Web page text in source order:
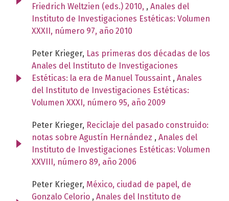
Friedrich Weltzien (eds.) 2010, , Anales del
Instituto de Investigaciones Estéticas: Volumen
XXXII, número 97, año 2010
Peter Krieger, Las primeras dos décadas de los
Anales del Instituto de Investigaciones
Estéticas: la era de Manuel Toussaint , Anales
del Instituto de Investigaciones Estéticas:
Volumen XXXI, número 95, año 2009
Peter Krieger, Reciclaje del pasado construido:
notas sobre Agustín Hernández , Anales del
Instituto de Investigaciones Estéticas: Volumen
XXVIII, número 89, año 2006
Peter Krieger, México, ciudad de papel, de
Gonzalo Celorio , Anales del Instituto de